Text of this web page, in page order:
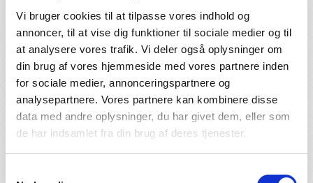
Vi bruger cookies til at tilpasse vores indhold og
annoncer, til at vise dig funktioner til sociale medier og til
at analysere vores trafik. Vi deler også oplysninger om
din brug af vores hjemmeside med vores partnere inden
for sociale medier, annonceringspartnere og
analysepartnere. Vores partnere kan kombinere disse
data med andre oplysninger, du har givet dem, eller som
de har indsamlet fra din brug af deres tjenester.
Uge 50 / 2026 - ophold fra den 8/12 til 10/12 - 2